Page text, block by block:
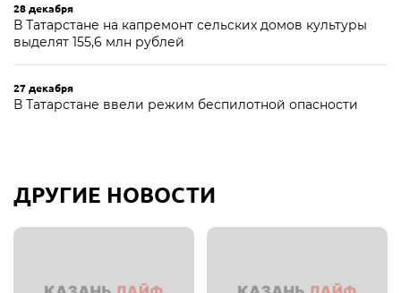
28 декабря
В Татарстане на капремонт сельских домов культуры
выделят 155,6 млн рублей
27 декабря
В Татарстане ввели режим беспилотной опасности
ДРУГИЕ НОВОСТИ